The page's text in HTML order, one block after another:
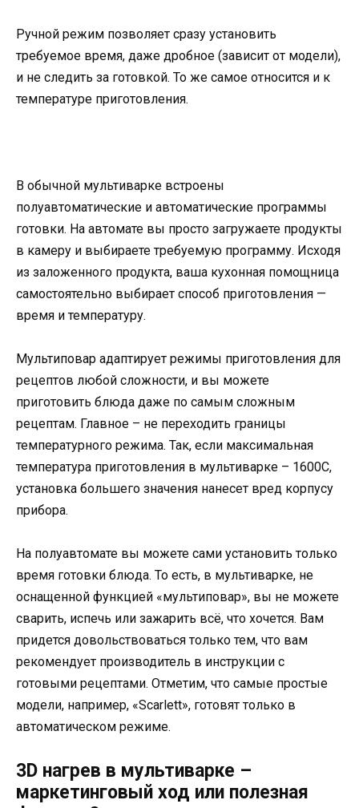
Ручной режим позволяет сразу установить
требуемое время, даже дробное (зависит от модели),
и не следить за готовкой. То же самое относится и к
температуре приготовления.
В обычной мультиварке встроены
полуавтоматические и автоматические программы
готовки. На автомате вы просто загружаете продукты
в камеру и выбираете требуемую программу. Исходя
из заложенного продукта, ваша кухонная помощница
самостоятельно выбирает способ приготовления —
время и температуру.
Мультиповар адаптирует режимы приготовления для
рецептов любой сложности, и вы можете
приготовить блюда даже по самым сложным
рецептам. Главное – не переходить границы
температурного режима. Так, если максимальная
температура приготовления в мультиварке – 1600С,
установка большего значения нанесет вред корпусу
прибора.
На полуавтомате вы можете сами установить только
время готовки блюда. То есть, в мультиварке, не
оснащенной функцией «мультиповар», вы не можете
сварить, испечь или зажарить всё, что хочется. Вам
придется довольствоваться только тем, что вам
рекомендует производитель в инструкции с
готовыми рецептами. Отметим, что самые простые
модели, например, «Scarlett», готовят только в
автоматическом режиме.
3D нагрев в мультиварке –
маркетинговый ход или полезная